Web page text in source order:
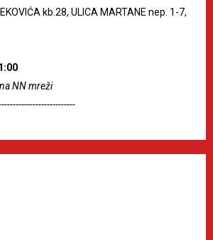
kb.28, ULICA MARTANE nep. 1-7,
NN mreži